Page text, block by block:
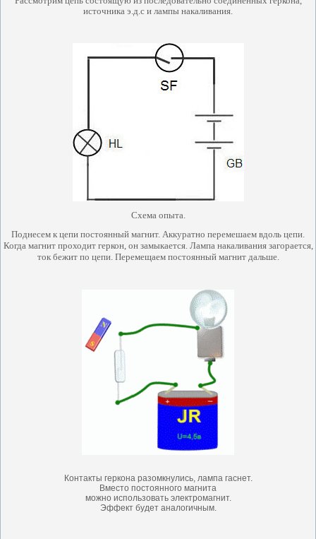
источника э.д.с и лампы накаливания.
Схема опыта.
Поднесем к цепи постоянный магнит. Аккуратно перемешаем вдоль цепи.
Когда магнит проходит геркон, он замыкается. Лампа накаливания загорается,
ток бежит по цепи. Перемещаем постоянный магнит дальше.
Контакты геркона разомкнулись, лампа гаснет.
Вместо постоянного магнита
можно использовать электромагнит.
Эффект будет аналогичным.